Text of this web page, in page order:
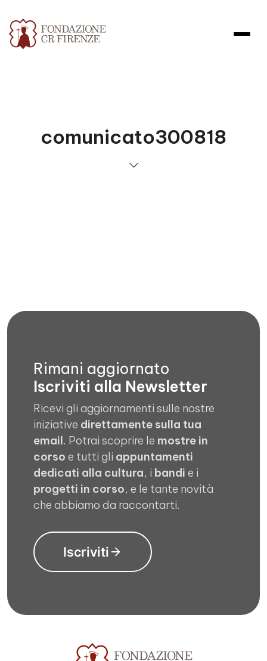
comunicato300818
Rimani aggiornato
Iscriviti alla Newsletter
Ricevi gli aggiornamenti sulle nostre
iniziative direttamente sulla tua
email. Potrai scoprire le mostre in
corso e tutti gli appuntamenti
dedicati alla cultura, i bandi e i
progetti in corso, e le tante novità
che abbiamo da raccontarti.
Iscriviti